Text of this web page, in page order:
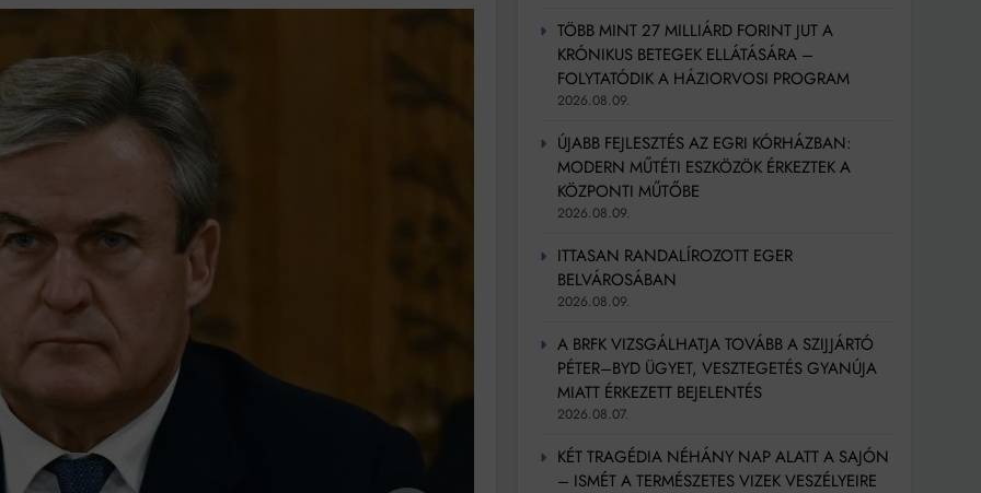
Karinthy Frigyes: a zseni, aki belenézett a saját koponyájába
Az ördög még mindig Pradát visel. De te miért öltözöl hozzá?
Mindenki a világot akarja uralni – de nem csak a 80-as években
lapostetők: a bevált technológia akkor működik, ha jól van felújítva
TÖBB MINT 27 MILLIÁRD FORINT JUT A
KRÓNIKUS BETEGEK ELLÁTÁSÁRA –
FOLYTATÓDIK A HÁZIORVOSI PROGRAM
2026.08.09.
ÚJABB FEJLESZTÉS AZ EGRI KÓRHÁZBAN:
MODERN MŰTÉTI ESZKÖZÖK ÉRKEZTEK A
KÖZPONTI MŰTŐBE
2026.08.09.
ITTASAN RANDALÍROZOTT EGER
BELVÁROSÁBAN
2026.08.09.
A BRFK VIZSGÁLHATJA TOVÁBB A SZIJJÁRTÓ
PÉTER–BYD ÜGYET, VESZTEGETÉS GYANÚJA
MIATT ÉRKEZETT BEJELENTÉS
2026.08.07.
KÉT TRAGÉDIA NÉHÁNY NAP ALATT A SAJÓN
– ISMÉT A TERMÉSZETES VIZEK VESZÉLYEIRE